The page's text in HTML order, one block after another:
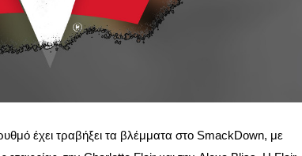
έχει τραβήξει τα βλέμματα στο SmackDown, με